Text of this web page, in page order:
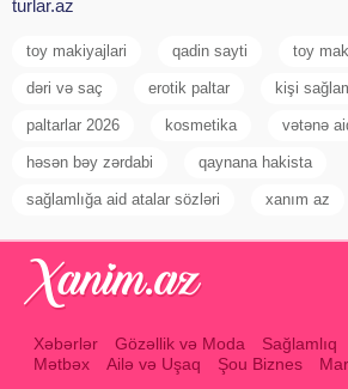
turlar.az
toy makiyajlari qadin sayti toy
dəri və saç erotik paltar kişi
paltarlar 2026 kosmetika vətənə
həsən bəy zərdabi qaynana hakista
sağlamlığa aid atalar sözləri xanım az
Xəbərlər Gözəllik və Moda Sağlamlıq
Mətbəx
Ailə və Uşaq Şou Biznes